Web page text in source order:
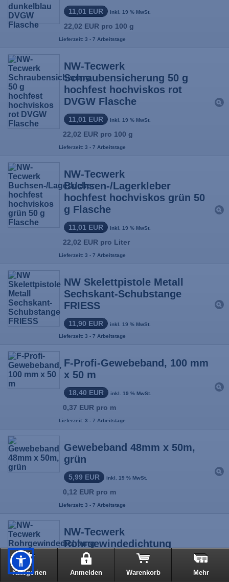
11,01 EUR inkl. 19 % MwSt.
22,02 EUR pro 100 g
Lieferzeit: 3 - 7 Arbeitstage
NW-Tecwerk
Schraubensicherung 50 g
hochfest hochviskos rot
DVGW Flasche
11,01 EUR inkl. 19 % MwSt.
22,02 EUR pro 100 g
Lieferzeit: 3 - 7 Arbeitstage
NW-Tecwerk
Buchsen-/Lagerkleber
hochfest hochviskos grün 50
g Flasche
11,01 EUR inkl. 19 % MwSt.
22,02 EUR pro Liter
Lieferzeit: 3 - 7 Arbeitstage
NW Skelettpistole Metall
Sechskant-Schubstange
FRIESS
11,90 EUR inkl. 19 % MwSt.
Lieferzeit: 3 - 7 Arbeitstage
F-Profi-Gewebeband, 100 mm
x 50 m
18,40 EUR inkl. 19 % MwSt.
0,37 EUR pro m
Lieferzeit: 3 - 7 Arbeitstage
Gewebeband 48mm x 50m,
grün
5,99 EUR inkl. 19 % MwSt.
0,12 EUR pro m
Lieferzeit: 3 - 7 Arbeitstage
NW-Tecwerk
Rohrgewindedichtung
hochfest mittelviskos braun
50 g Flasche
Kategorien Anmelden Warenkorb Mehr